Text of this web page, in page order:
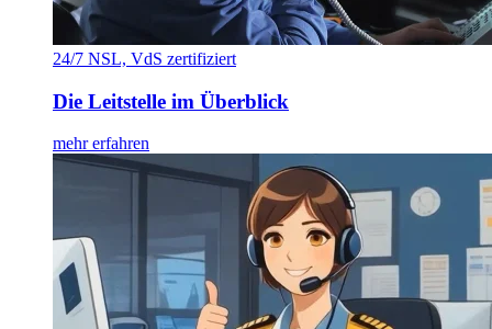
24/7 NSL, VdS zertifiziert
Die Leitstelle im Überblick
mehr erfahren